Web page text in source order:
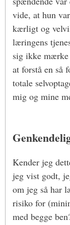
vide, at hun
kærligt og
læringens
sig ikke mærke
at forstå en så
totale
mig og mine
Kender jeg
jeg vist godt,
om jeg så har
risiko for
med begge